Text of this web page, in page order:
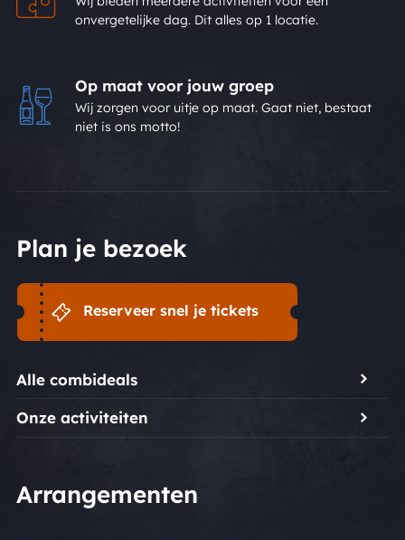
onvergetelijke dag. Dit alles op 1 locatie.
Op maat voor jouw groep
Wij zorgen voor uitje op maat. Gaat niet, bestaat
niet is ons motto!
Plan je bezoek
Reserveer snel je tickets
Alle combideals
Onze activiteiten
Arrangementen